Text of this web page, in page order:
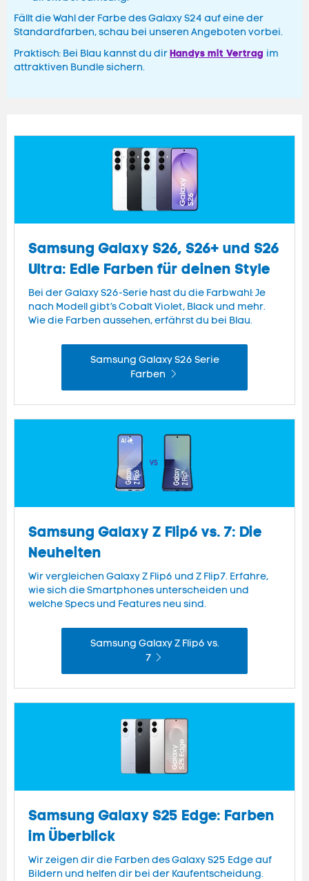
Fällt die Wahl der Farbe des Galaxy S24 auf eine der
Standardfarben, schau bei unseren Angeboten vorbei.
Praktisch: Bei Blau kannst du dirHandys mit Vertrag im
attraktiven Bundle sichern.
Samsung Galaxy S26, S26+ und S26
Ultra: Edle Farben für deinen Style
Bei der Galaxy S26-Serie hast du die Farbwahl: Je
nach Modell gibt’s Cobalt Violet, Black und mehr.
Wie die Farben aussehen, erfährst du bei Blau.
Samsung Galaxy S26 Serie
Farben
Samsung Galaxy Z Flip6 vs. 7: Die
Neuheiten
Wir vergleichen Galaxy Z Flip6 und Z Flip7. Erfahre,
wie sich die Smartphones unterscheiden und
welche Specs und Features neu sind.
Samsung Galaxy Z Flip6 vs.
7
Samsung Galaxy S25 Edge: Farben
im Überblick
Wir zeigen dir die Farben des Galaxy S25 Edge auf
Bildern und helfen dir bei der Kaufentscheidung.